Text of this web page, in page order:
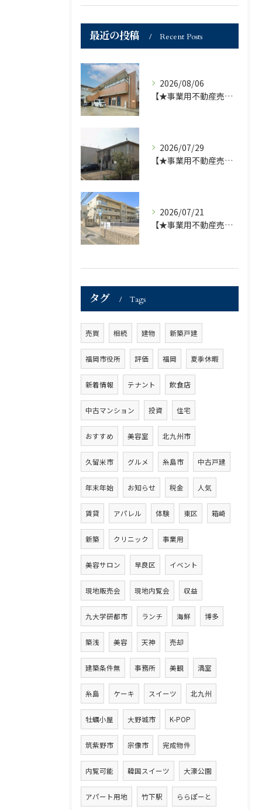
最近の投稿 Recent Posts
2026/08/06
【★事業用不動産売買仲介専門部署より★】福岡市の不動産｜株式会社ランドマーク●1棟収益物件・価格が下がりました！！●
2026/07/29
【★事業用不動産売買仲介専門部署より★】福岡市の不動産｜株式会社ランドマーク ●収益物件 「D-roomアネシス」価格改定のお知らせ●
2026/07/21
【★事業用不動産売買仲介専門部署より★】福岡市の不動産｜株式会社ランドマーク ●収益物件「D-room笹丘」●
タグ Tags
売買 相続 建物 新築戸建
福岡市役所 評価 福岡 夏季休暇
新着情報 テナント 飲食店
中古マンション 投資 住宅
おすすめ 美容室 北九州市
久留米市 グルメ 糸島市 中古戸建
年末年始 お知らせ 税金 人気
賃貸 アパレル 体験 東区 箱崎
新築 クリニック 事業用
美容サロン 早良区 イベント
現地販売会 現地内覧会 収益
九大学研都市 ランチ 海鮮 博多
築浅 美容 天神 売却
建築条件無 事務所 美観 満室
糸島 ケーキ スイーツ 北九州
牡蠣小屋 大野城市 K-POP
筑紫野市 宗像市 完成物件
内覧可能 韓国スイーツ 大濠公園
アパート用地 竹下駅 ららぽーと